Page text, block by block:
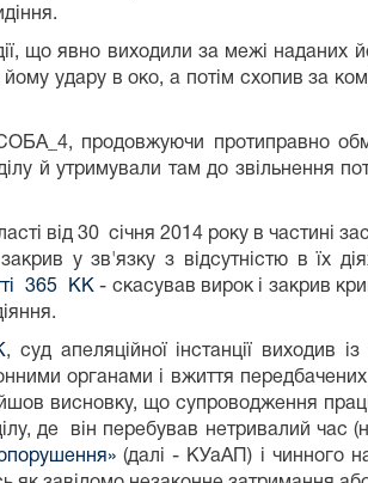
що явно виходили за межі наданих
удару в око, а потім схопив за
продовжуючи протиправно
й утримували там до звільнення
від 30 січня 2014 року в частині
у зв'язку з відсутністю в їх
365 КК - скасував вирок і закрив
, суд апеляційної інстанції виходив
органами і вжиття
висновку, що супроводження
де він перебував нетривалий час
(далі - КУаАП) і чинного